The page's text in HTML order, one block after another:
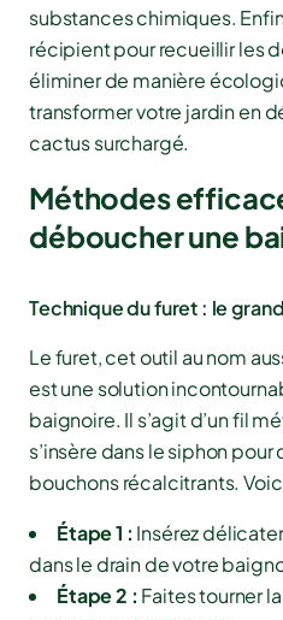
substances chimiques.
récipient pour recueillir les
éliminer de manière
transformer votre jardin en
cactus surchargé.
Méthodes
déboucher une
Technique du furet : le
Le furet, cet outil au nom
est une solution
baignoire. Il s’agit d’un fil
s’insère dans le siphon
bouchons récalcitrants.
Étape 1 : Insérez
dans le drain de votre
Étape 2 : Faites tourner